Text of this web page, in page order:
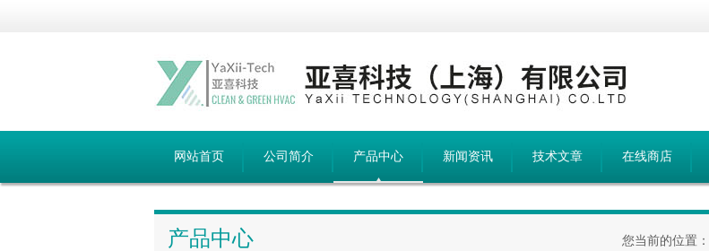
网站首页 公司简介 产品中心 新闻资讯 技术文章 在线商店
产品中心 您当前的位置：